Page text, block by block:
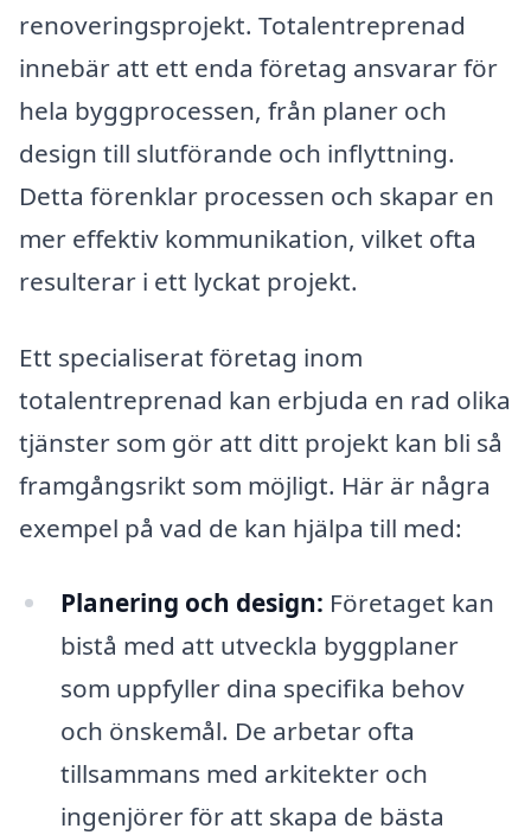
renoveringsprojekt. Totalentreprenad
innebär att ett enda företag ansvarar för
hela byggprocessen, från planer och
design till slutförande och inflyttning.
Detta förenklar processen och skapar en
mer effektiv kommunikation, vilket ofta
resulterar i ett lyckat projekt.
Ett specialiserat företag inom
totalentreprenad kan erbjuda en rad olika
tjänster som gör att ditt projekt kan bli så
framgångsrikt som möjligt. Här är några
exempel på vad de kan hjälpa till med:
Planering och design: Företaget kan
bistå med att utveckla byggplaner
som uppfyller dina specifika behov
och önskemål. De arbetar ofta
tillsammans med arkitekter och
ingenjörer för att skapa de bästa